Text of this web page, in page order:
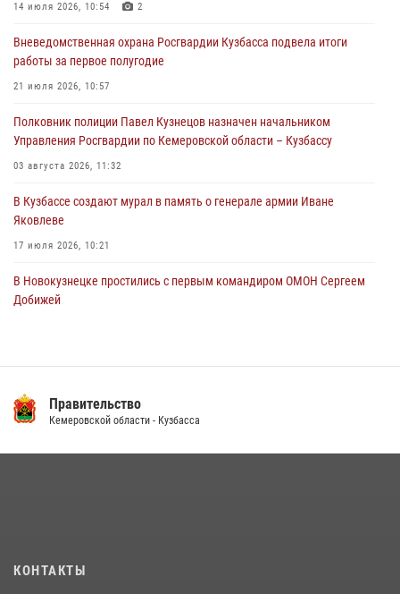
Росгвардейцы пресекли нарушение общественного порядка на
Росгвардейцы в Юрге пресекли попытку проникновения на
14 июля 2026, 10:54 2
Вневедомственная охрана Росгвардии Кузбасса подвела итоги
работы за первое полугодие
21 июля 2026, 10:57
Полковник полиции Павел Кузнецов назначен начальником
Управления Росгвардии по Кемеровской области – Кузбассу
03 августа 2026, 11:32
В Кузбассе создают мурал в память о генерале армии Иване
Яковлеве
17 июля 2026, 10:21
В Новокузнецке простились с первым командиром ОМОН Сергеем
Добижей
14 июля 2026, 08:52 1
20 июля 2026, 08:52
Правительство
Кемеровской области - Кузбасса
КОНТАКТЫ